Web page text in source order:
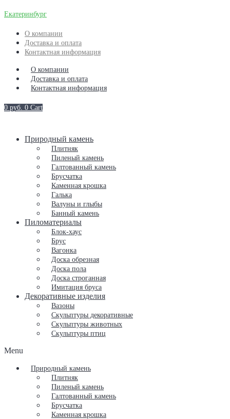
Екатеринбург
О компании
Доставка и оплата
Контактная информация
О компании
Доставка и оплата
Контактная информация
0 руб. 0 Cart
Природный камень
Плитняк
Пиленый камень
Галтованный камень
Брусчатка
Каменная крошка
Галька
Валуны и глыбы
Банный камень
Пиломатериалы
Блок-хаус
Брус
Вагонка
Доска обрезная
Доска пола
Доска строганная
Имитация бруса
Декоративные изделия
Вазоны
Скульптуры декоративные
Скульптуры животных
Скульптуры птиц
Menu
Природный камень
Плитняк
Пиленый камень
Галтованный камень
Брусчатка
Каменная крошка